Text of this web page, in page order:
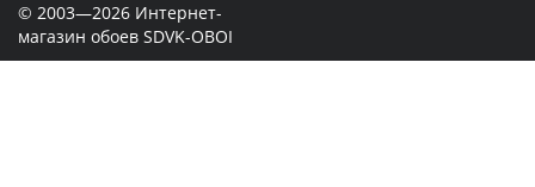
© 2003—2026 Интернет-
магазин обоев SDVK-OBOI